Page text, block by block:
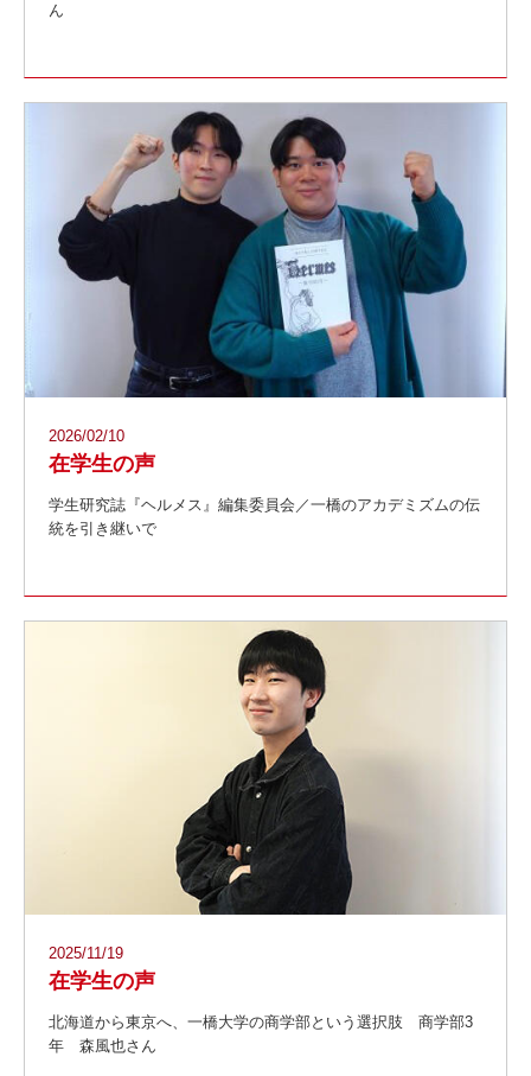
ん
2026/02/10
在学生の声
学生研究誌『ヘルメス』編集委員会／一橋のアカデミズムの伝
統を引き継いで
2025/11/19
在学生の声
北海道から東京へ、一橋大学の商学部という選択肢 商学部3
年 森風也さん